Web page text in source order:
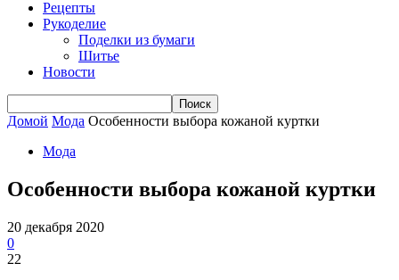
Рецепты
Рукоделие
Поделки из бумаги
Шитье
Новости
Домой Мода Особенности выбора кожаной куртки
Мода
Особенности выбора кожаной куртки
20 декабря 2020
0
22